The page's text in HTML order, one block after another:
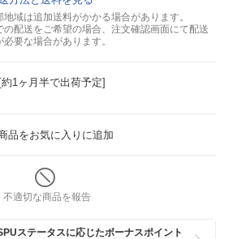
域は追加送料がかかる場合があります。
配送をご希望の場合、注文確認画面にて配送
要な場合があります。
1ヶ月半で出荷予定]
品をお気に入りに追加
不適切な商品を報告
ステータスに応じたボーナスポイント